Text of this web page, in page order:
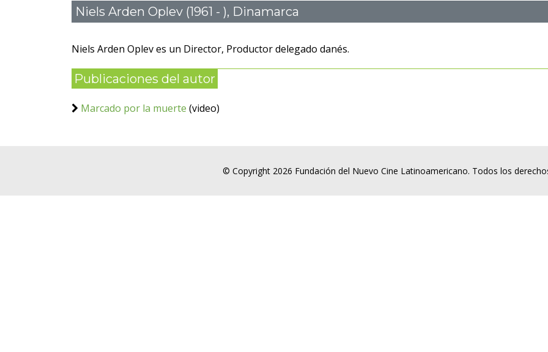
Niels Arden Oplev (1961 - ), Dinamarca
Niels Arden Oplev es un Director, Productor delegado danés.
Publicaciones del autor
Marcado por la muerte (video)
© Copyright 2026 Fundación del Nuevo Cine Latinoamericano. Todos los